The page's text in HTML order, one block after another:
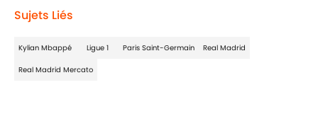
Sujets Liés
Kylian Mbappé Ligue 1 Paris Saint-Germain Real Madrid
Real Madrid Mercato